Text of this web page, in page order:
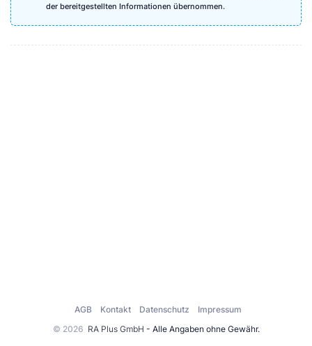
der bereitgestellten Informationen übernommen.
© 2026 RA Plus GmbH - Alle Angaben ohne Gewähr.
AGB Kontakt Datenschutz Impressum